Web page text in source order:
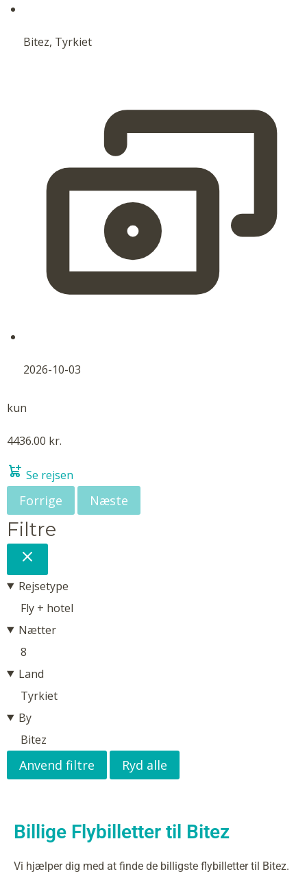
Bitez, Tyrkiet
2026-10-03
kun
4436.00 kr.
Se rejsen
Forrige Næste
Filtre
Rejsetype
Fly + hotel
Nætter
8
Land
Tyrkiet
By
Bitez
Anvend filtre Ryd alle
Billige Flybilletter til Bitez
Vi hjælper dig med at finde de billigste flybilletter til Bitez.